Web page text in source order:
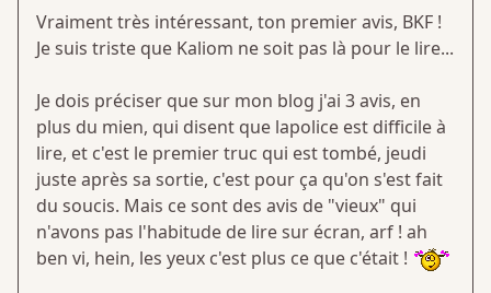
Vraiment très intéressant, ton premier avis, BKF !
Je suis triste que Kaliom ne soit pas là pour le lire...
Je dois préciser que sur mon blog j'ai 3 avis, en
plus du mien, qui disent que lapolice est difficile à
lire, et c'est le premier truc qui est tombé, jeudi
juste après sa sortie, c'est pour ça qu'on s'est fait
du soucis. Mais ce sont des avis de "vieux" qui
n'avons pas l'habitude de lire sur écran, arf ! ah
ben vi, hein, les yeux c'est plus ce que c'était !